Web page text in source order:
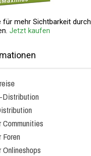
für mehr Sichtbarkeit durch
Jetzt kaufen
Distribution
Foren